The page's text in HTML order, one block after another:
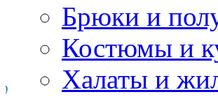
Брюки и
Костюмы и
Халаты и